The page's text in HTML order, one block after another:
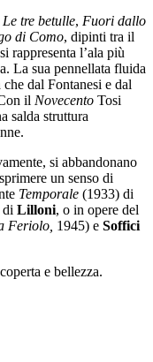
Le tre betulle, Fuori dallo
di Como, dipinti tra il
rappresenta l’ala più
La sua pennellata fluida
dal Fontanesi e dal
il Novecento Tosi
salda struttura
si abbandonano
un senso di
Temporale (1933) di
di Lilloni, o in opere del
Feriolo, 1945) e Soffici
e bellezza.